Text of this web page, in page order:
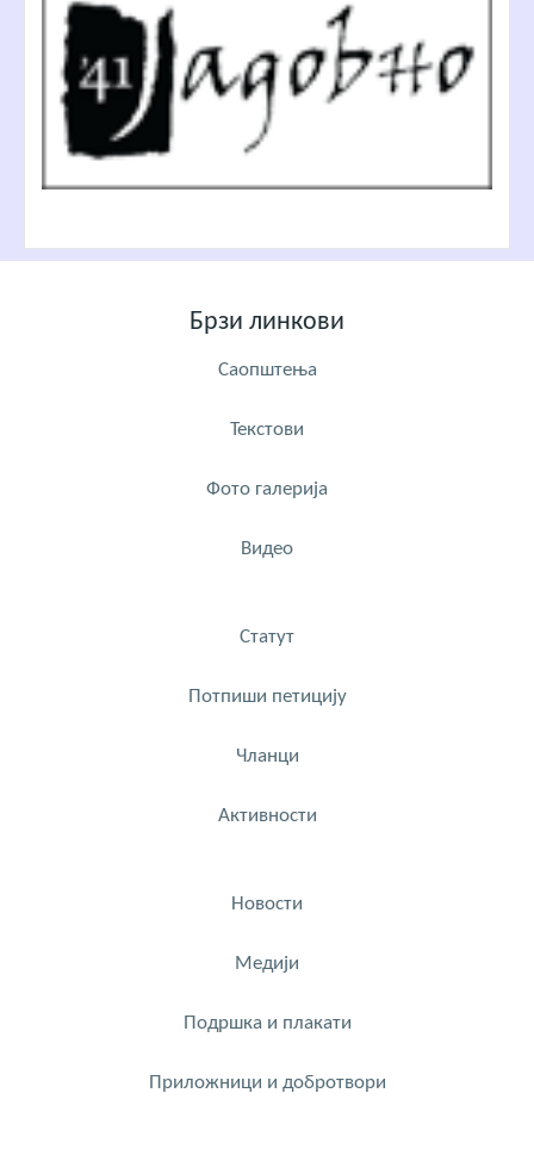
Брзи линкови
Саопштења
Текстови
Фото галерија
Видео
Статут
Потпиши петицију
Чланци
Активности
Новости
Медији
Подршка и плакати
Приложници и добротвори